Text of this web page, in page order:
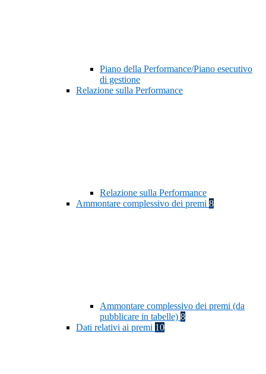
Piano della Performance/Piano esecutivo
di gestione
Relazione sulla Performance
Relazione sulla Performance
Ammontare complessivo dei premi 8
Ammontare complessivo dei premi (da
pubblicare in tabelle) 8
Dati relativi ai premi 10